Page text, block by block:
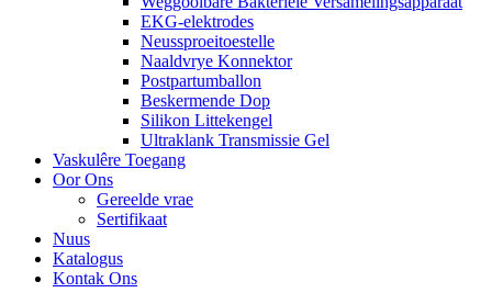
EKG-elektrodes
Neussproeitoestelle
Naaldvrye Konnektor
Postpartumballon
Beskermende Dop
Silikon Littekengel
Ultraklank Transmissie Gel
Vaskulêre Toegang
Oor Ons
Gereelde vrae
Sertifikaat
Nuus
Katalogus
Kontak Ons